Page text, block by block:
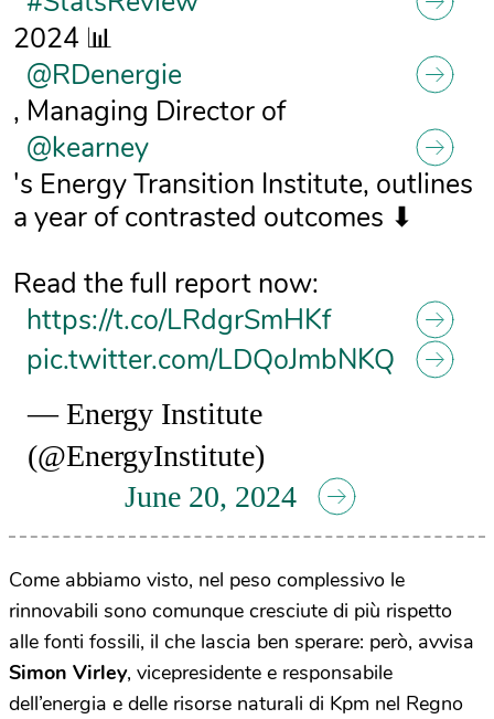
2024 📊
@RDenergie
, Managing Director of
@kearney
's Energy Transition Institute, outlines
a year of contrasted outcomes ⬇
Read the full report now:
https://t.co/LRdgrSmHKf
pic.twitter.com/LDQoJmbNKQ
— Energy Institute
(@EnergyInstitute)
June 20, 2024
Come abbiamo visto, nel peso complessivo le
rinnovabili sono comunque cresciute di più rispetto
alle fonti fossili, il che lascia ben sperare: però, avvisa
Simon Virley, vicepresidente e responsabile
dell’energia e delle risorse naturali di Kpm nel Regno